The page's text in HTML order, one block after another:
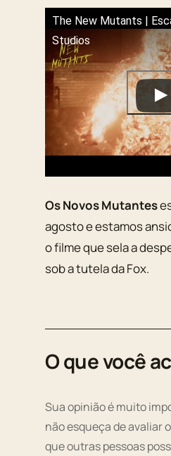
The New Mutants |
Studios
Os Novos Mutantes
agosto e estamos
o filme que sela a
sob a tutela da Fox.
O que você
Sua opinião é muito
não esqueça de avaliar
que outras pessoas